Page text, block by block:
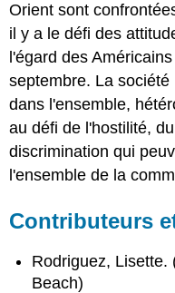
Orient sont
il y a le défi des
l'égard des
septembre. La
dans l'ensemble,
au défi de l'hostilité,
discrimination qui
l'ensemble de la
Contributeurs
Rodriguez, Lisette.
Beach)